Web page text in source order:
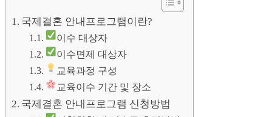
국제결혼 안내프로그램이란?
이수 대상자
이수면제 대상자
교육과정 구성
교육이수 기간 및 장소
국제결혼 안내프로그램 신청방법